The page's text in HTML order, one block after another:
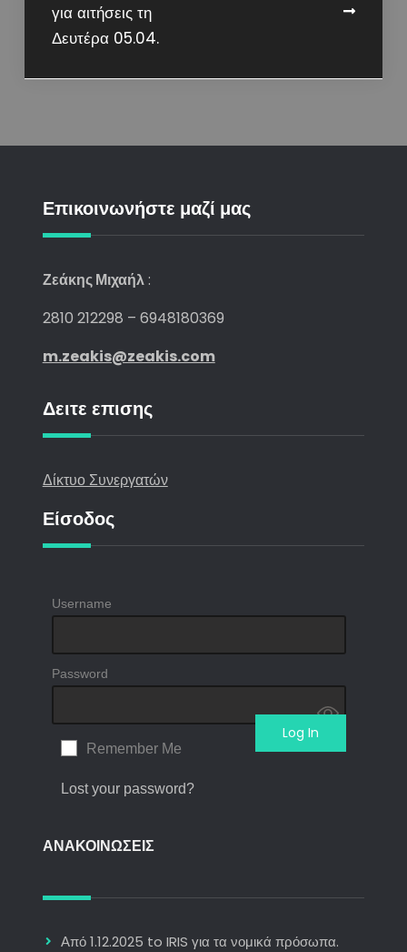
για αιτήσεις τη
Δευτέρα 05.04.
Επικοινωνήστε μαζί μας
Ζεάκης Μιχαήλ:
2810 212298 – 6948180369
m.zeakis@zeakis.com
Δειτε επισης
Δίκτυο Συνεργατών
Είσοδος
Username
Password
Remember Me
Lost your password?
ΑΝΑΚΟΙΝΩΣΕΙΣ
Από 1.12.2025 to IRIS για τα νομικά πρόσωπα.